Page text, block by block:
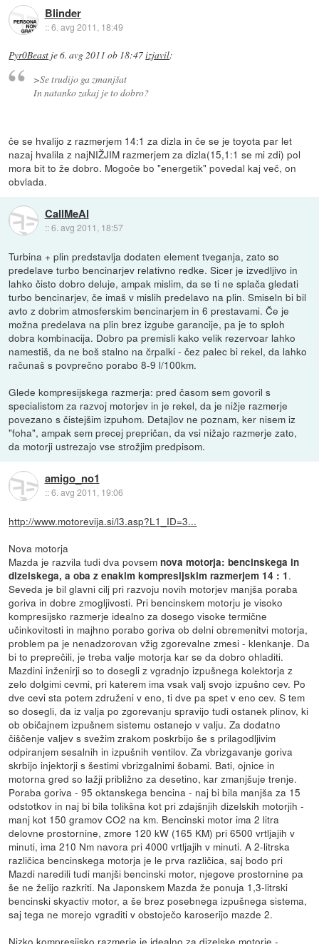
Blinder
::6. avg 2011, 18:49
Pyr0Beast je6. avg 2011 ob 18:47izjavil:
>Se trudijo ga zmanjšat
In natanko zakaj je to dobro?
če se hvalijo z razmerjem 14:1 za dizla in če se je toyota par let
nazaj hvalila z najNIŽJIM razmerjem za dizla(15,1:1 se mi zdi) pol
mora bit to že dobro. Mogoče bo "energetik" povedal kaj več, on
obvlada.
CallMeAl
::6. avg 2011, 18:57
Turbina + plin predstavlja dodaten element tveganja, zato so
predelave turbo bencinarjev relativno redke. Sicer je izvedljivo in
lahko čisto dobro deluje, ampak mislim, da se ti ne splača gledati
turbo bencinarjev, če imaš v mislih predelavo na plin. Smiseln bi bil
avto z dobrim atmosferskim bencinarjem in 6 prestavami. Če je
možna predelava na plin brez izgube garancije, pa je to sploh
dobra kombinacija. Dobro pa premisli kako velik rezervoar lahko
namestiš, da ne boš stalno na črpalki - čez palec bi rekel, da lahko
računaš s povprečno porabo 8-9 l/100km.
Glede kompresijskega razmerja: pred časom sem govoril s
specialistom za razvoj motorjev in je rekel, da je nižje razmerje
povezano s čistejšim izpuhom. Detajlov ne poznam, ker nisem iz
"foha", ampak sem precej prepričan, da vsi nižajo razmerje zato,
da motorji ustrezajo vse strožjim predpisom.
amigo_no1
::6. avg 2011, 19:06
http://www.motorevija.si/l3.asp?L1_ID=3...
Nova motorja
Mazda je razvila tudi dva povsemnova motorja: bencinskega in
dizelskega, a oba z enakim kompresijskim razmerjem 14 : 1 .
Seveda je bil glavni cilj pri razvoju novih motorjev manjša poraba
goriva in dobre zmogljivosti. Pri bencinskem motorju je visoko
kompresijsko razmerje idealno za dosego visoke termične
učinkovitosti in majhno porabo goriva ob delni obremenitvi motorja,
problem pa je nenadzorovan vžig zgorevalne zmesi - klenkanje. Da
bi to preprečili, je treba valje motorja kar se da dobro ohladiti.
Mazdini inženirji so to dosegli z vgradnjo izpušnega kolektorja z
zelo dolgimi cevmi, pri katerem ima vsak valj svojo izpušno cev. Po
dve cevi sta potem združeni v eno, ti dve pa spet v eno cev. S tem
so dosegli, da iz valja po zgorevanju spravijo tudi ostanek plinov, ki
ob običajnem izpušnem sistemu ostanejo v valju. Za dodatno
čiščenje valjev s svežim zrakom poskrbijo še s prilagodljivim
odpiranjem sesalnih in izpušnih ventilov. Za vbrizgavanje goriva
skrbijo injektorji s šestimi vbrizgalnimi šobami. Bati, ojnice in
motorna gred so lažji približno za desetino, kar zmanjšuje trenje.
Poraba goriva - 95 oktanskega bencina - naj bi bila manjša za 15
odstotkov in naj bi bila tolikšna kot pri zdajšnjih dizelskih motorjih -
manj kot 150 gramov CO2 na km. Bencinski motor ima 2 litra
delovne prostornine, zmore 120 kW (165 KM) pri 6500 vrtljajih v
minuti, ima 210 Nm navora pri 4000 vrtljajih v minuti. A 2-litrska
različica bencinskega motorja je le prva različica, saj bodo pri
Mazdi naredili tudi manjši bencinski motor, njegove prostornine pa
še ne želijo razkriti. Na Japonskem Mazda že ponuja 1,3-litrski
bencinski skyactiv motor, a še brez posebnega izpušnega sistema,
saj tega ne morejo vgraditi v obstoječo karoserijo mazde 2.
Nizko kompresijsko razmerje je idealno za dizelske motorje -